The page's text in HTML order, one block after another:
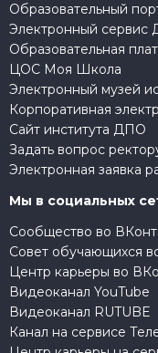
Образовательный
Электронный сервис
Образовательная
ЦОС Моя Школа
Электронный музей
Корпоративная
Сайт института ДПО
Задать вопрос
Электронная заявка
Мы в социальных
Сообщество во
Совет обучающихся
Центр карьеры во
Видеоканал YouTube
Видеоканал RUTUBE
Канал на сервисе